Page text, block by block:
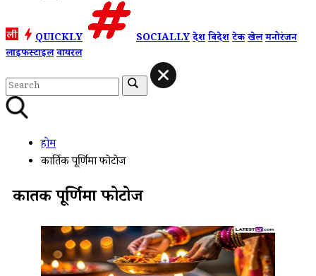
QUICKLY SOCIALLYदेशविदेशटेकखेलमनोरंजन
लाइफस्टाइलवायरल
होम
कार्तिक पूर्णिमा फोटोज
कार्तिक पूर्णिमा फोटोज